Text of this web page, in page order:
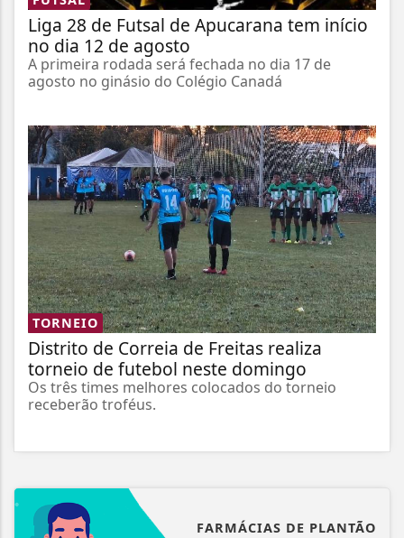
Liga 28 de Futsal de Apucarana tem início
no dia 12 de agosto
A primeira rodada será fechada no dia 17 de
agosto no ginásio do Colégio Canadá
TORNEIO
Distrito de Correia de Freitas realiza
torneio de futebol neste domingo
Os três times melhores colocados do torneio
receberão troféus.
FARMÁCIAS DE PLANTÃO